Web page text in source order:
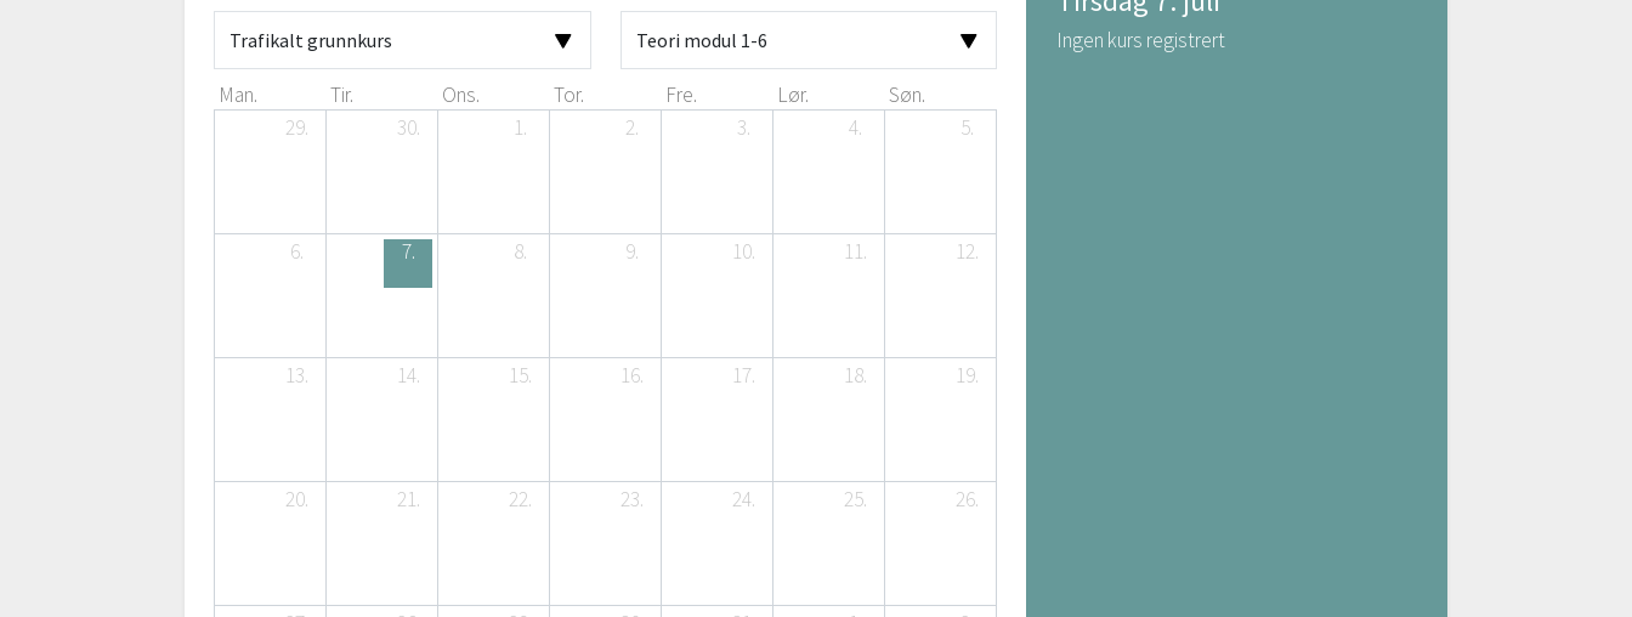
Man. Tir. Ons. Tor. Fre. Lør.
Søn.
29.
30. 1. 2. 3. 4. 5.
6. 7. 8. 9. 10. 11. 12.
13. 14. 15. 16. 17. 18. 19.
20. 21. 22. 23. 24. 25. 26.
Ingen kurs registrert